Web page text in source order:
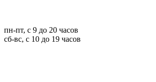
пн-пт, с 9 до 20 часов
сб-вс, с 10 до 19 часов